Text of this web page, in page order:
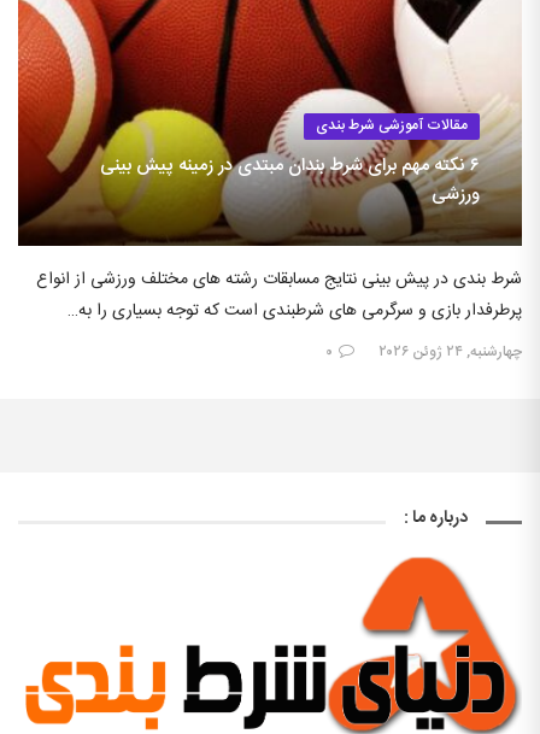
مقالات آموزشی شرط بندی
۶ نکته مهم برای شرط بندان مبتدی در زمینه پیش بینی
ورزشی
شرط بندی در پیش بینی نتایج مسابقات رشته های مختلف ورزشی از انواع
پرطرفدار بازی و سرگرمی های شرطبندی است که توجه بسیاری را به…
چهارشنبه, ۲۴ ژوئن ۲۰۲۶ ۰
درباره ما :